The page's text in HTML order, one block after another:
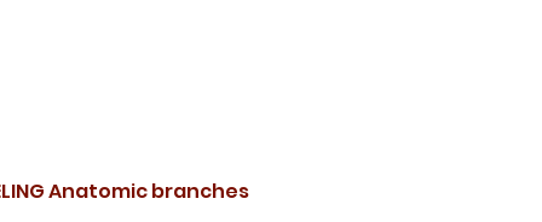
Anatomic branches